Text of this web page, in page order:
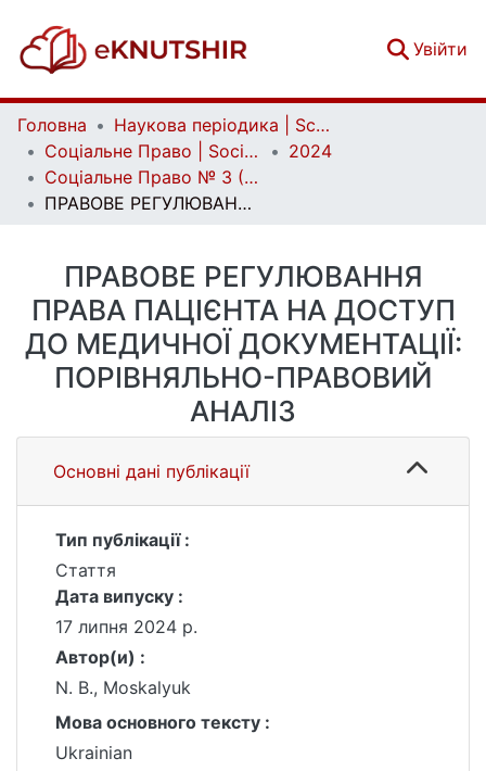
Увійти
Головна
Наукова періодика | Scientific periodicals
Соціальне Право | Social Law
2024
Соціальне Право № 3 (2024)
ПРАВОВЕ РЕГУЛЮВАННЯ ПРАВА ПАЦІЄНТА НА ДОСТУП ДО МЕДИЧНОЇ ДОКУМЕНТАЦІЇ: ПОРІВНЯЛЬНО-ПРАВОВИЙ АНАЛІЗ
ПРАВОВЕ РЕГУЛЮВАННЯ
ПРАВА ПАЦІЄНТА НА ДОСТУП
ДО МЕДИЧНОЇ ДОКУМЕНТАЦІЇ:
ПОРІВНЯЛЬНО-ПРАВОВИЙ
АНАЛІЗ
Основні дані публікації
Тип публікації :
Стаття
Дата випуску :
17 липня 2024 р.
Автор(и) :
N. B., Moskalyuk
Мова основного тексту :
Ukrainian